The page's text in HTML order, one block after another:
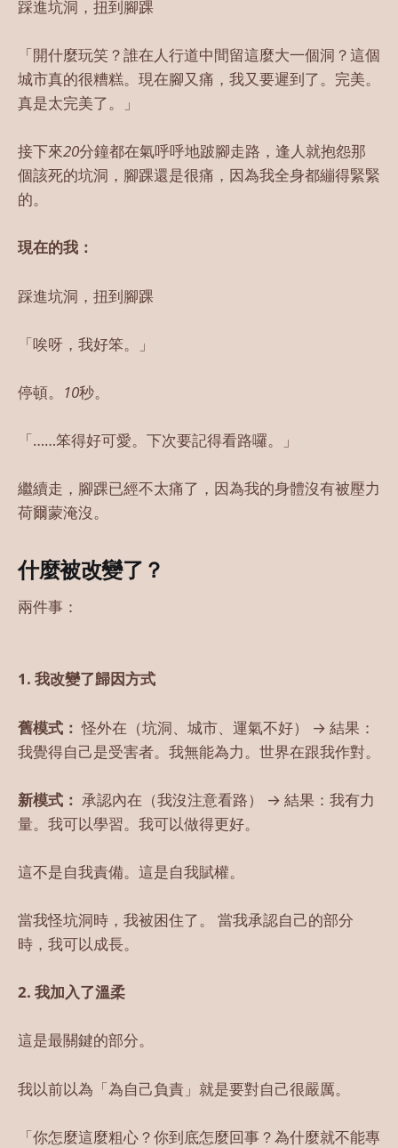
踩進坑洞，扭到腳踝
「開什麼玩笑？誰在人行道中間留這麼大一個洞？這個
城市真的很糟糕。現在腳又痛，我又要遲到了。完美。
真是太完美了。」
接下來20分鐘都在氣呼呼地跛腳走路，逢人就抱怨那
個該死的坑洞，腳踝還是很痛，因為我全身都繃得緊緊
的。
現在的我：
踩進坑洞，扭到腳踝
「唉呀，我好笨。」
停頓。 10秒。
「……笨得好可愛。下次要記得看路囉。」
繼續走，腳踝已經不太痛了，因為我的身體沒有被壓力
荷爾蒙淹沒。
什麼被改變了？
兩件事：
1. 我改變了歸因方式
舊模式： 怪外在（坑洞、城市、運氣不好） → 結果：
我覺得自己是受害者。我無能為力。世界在跟我作對。
新模式： 承認內在（我沒注意看路） → 結果：我有力
量。我可以學習。我可以做得更好。
這不是自我責備。這是自我賦權。
當我怪坑洞時，我被困住了。 當我承認自己的部分
時，我可以成長。
2. 我加入了溫柔
這是最關鍵的部分。
我以前以為「為自己負責」就是要對自己很嚴厲。
「你怎麼這麼粗心？你到底怎麼回事？為什麼就不能專